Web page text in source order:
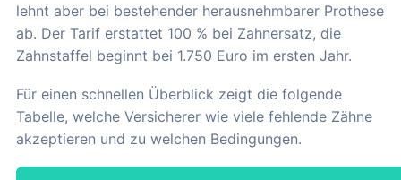
lehnt aber bei bestehender herausnehmbarer Prothese
ab. Der Tarif erstattet 100 % bei Zahnersatz, die
Zahnstaffel beginnt bei 1.750 Euro im ersten Jahr.
Für einen schnellen Überblick zeigt die folgende
Tabelle, welche Versicherer wie viele fehlende Zähne
akzeptieren und zu welchen Bedingungen.